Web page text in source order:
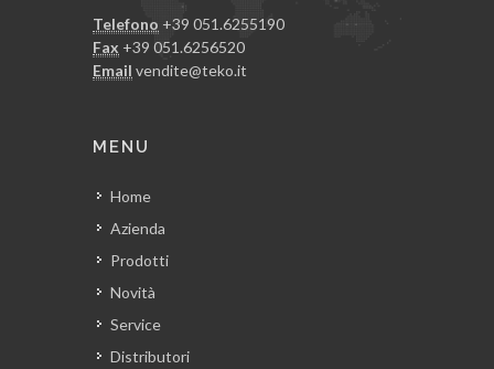
Telefono +39 051.6255190
Fax +39 051.6256520
Email vendite@teko.it
MENU
Home
Azienda
Prodotti
Novità
Service
Distributori